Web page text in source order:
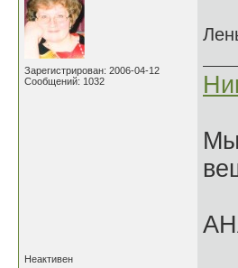
Зарегистрирован: 2006-04-12
Сообщений: 1032
Неактивен